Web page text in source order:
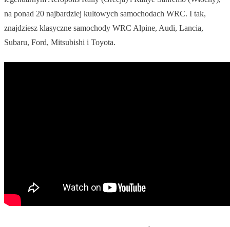
na ponad 20 najbardziej kultowych samochodach WRC. I tak,
znajdziesz klasyczne samochody WRC Alpine, Audi, Lancia,
Subaru, Ford, Mitsubishi i Toyota.